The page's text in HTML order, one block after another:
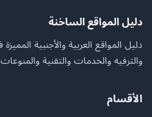
دليل المواقع الساخنة
دليل المواقع العربية والأجنبية
والترفيه والخدمات والتقنية
الأقسام